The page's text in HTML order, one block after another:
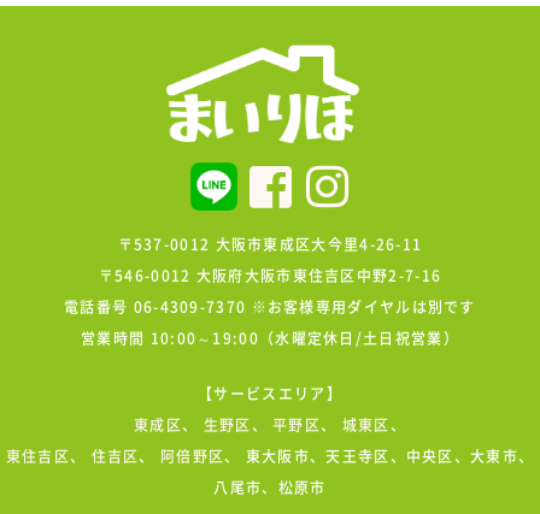
〒537-0012 大阪市東成区大今里4-26-11
〒546-0012 大阪府大阪市東住吉区中野2-7-16
電話番号 06-4309-7370 ※お客様専用ダイヤルは別です
営業時間 10:00～19:00（水曜定休日/土日祝営業）
【サービスエリア】
東成区、 生野区 、平野区、 城東区 、
東住吉区 、 住吉区、 阿倍野区、 東大阪市、天王寺区、中央区、大東市、
八尾市、松原市